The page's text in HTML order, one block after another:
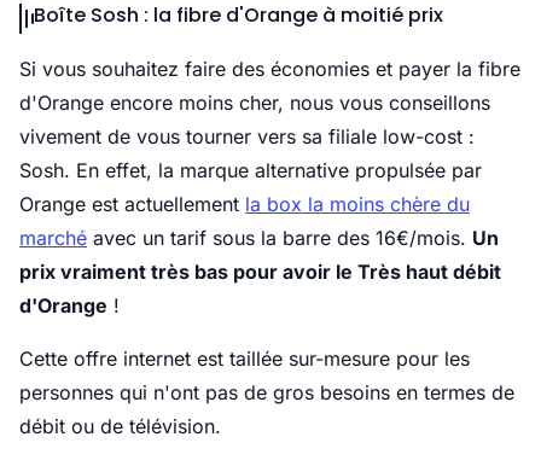
Boîte Sosh : la fibre d'Orange à moitié prix
Si vous souhaitez faire des économies et payer la fibre
d'Orange encore moins cher, nous vous conseillons
vivement de vous tourner vers sa filiale low-cost :
Sosh. En effet, la marque alternative propulsée par
Orange est actuellement la box la moins chère du
marché avec un tarif sous la barre des 16€/mois. Un
prix vraiment très bas pour avoir le Très haut débit
d'Orange !
Cette offre internet est taillée sur-mesure pour les
personnes qui n'ont pas de gros besoins en termes de
débit ou de télévision.